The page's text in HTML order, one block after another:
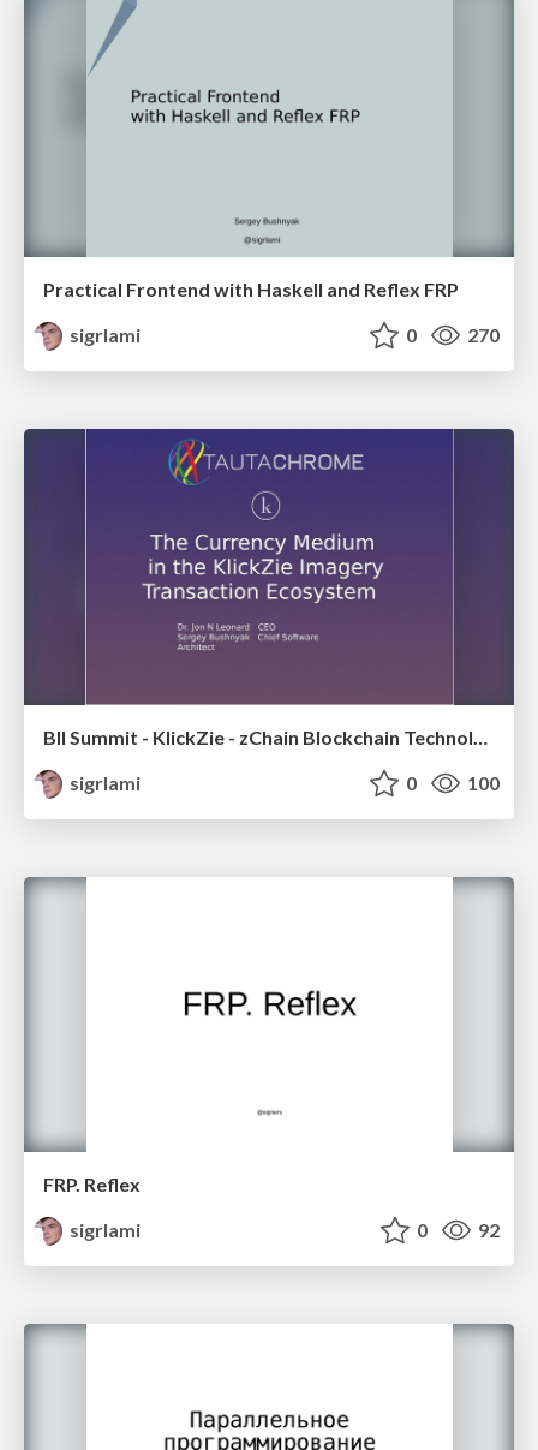
Practical Frontend with Haskell and Reflex FRP
sigrlami
0 270
sigrlami
0 100
FRP. Reflex
sigrlami
0 92